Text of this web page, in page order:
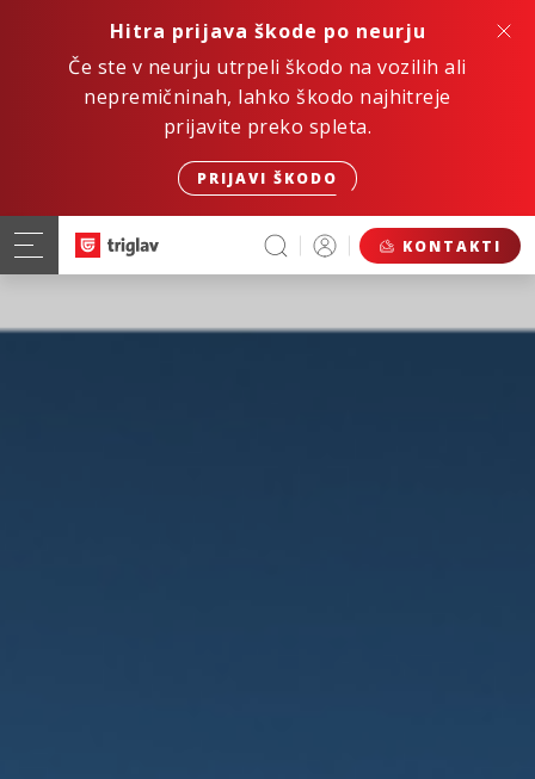
Hitra prijava škode po neurju
Če ste v neurju utrpeli škodo na vozilih ali
nepremičninah, lahko škodo najhitreje
prijavite preko spleta.
PRIJAVI ŠKODO
KONTAKTI